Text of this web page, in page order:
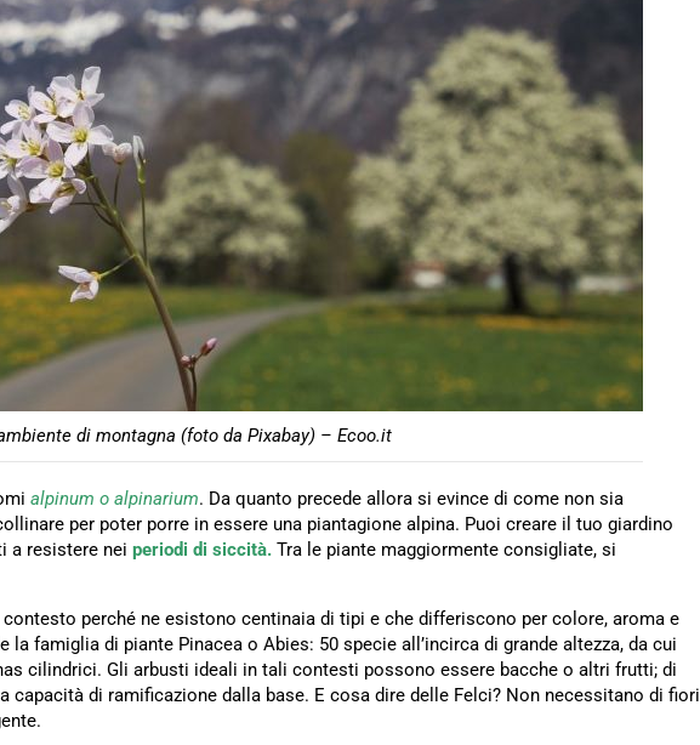
di montagna (foto da Pixabay) – Ecoo.it
alpinum o alpinarium. Da quanto precede allora si evince di come non sia
per poter porre in essere una piantagione alpina. Puoi creare il tuo giardino
a resistere nei periodi di siccità. Tra le piante maggiormente consigliate, si
perché ne esistono centinaia di tipi e che differiscono per colore, aroma e
la famiglia di piante Pinacea o Abies: 50 specie all’incirca di grande altezza, da cui
cilindrici. Gli arbusti ideali in tali contesti possono essere bacche o altri frutti; di
capacità di ramificazione dalla base. E cosa dire delle Felci? Non necessitano di fiori